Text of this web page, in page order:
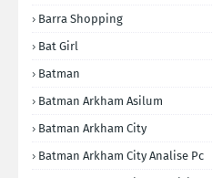
Barra Shopping
Bat Girl
Batman
Batman Arkham Asilum
Batman Arkham City
Batman Arkham City Analise Pc